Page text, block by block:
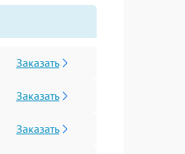
Заказать
Заказать
Заказать